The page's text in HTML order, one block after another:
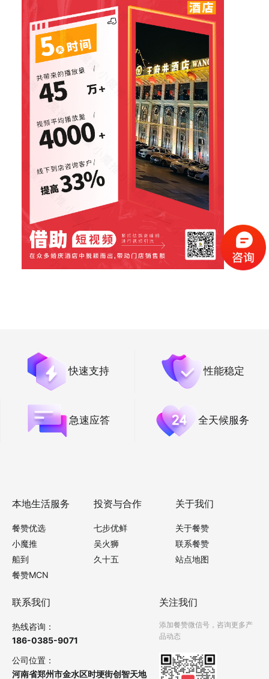
（请手机扫码观看课程）
快速支持 性能稳定
急速应答 全天候服务
本地生活服务
餐赞优选
小魔推
船到
餐赞MCN
投资与合作
七步优鲜
吴火狮
久十五
关于我们
关于餐赞
联系餐赞
站点地图
联系我们
热线咨询：
186-0385-9071
公司位置：
河南省郑州市金水区时埂街创智天地
关注我们
添加餐赞微信号，咨询更多产
品动态